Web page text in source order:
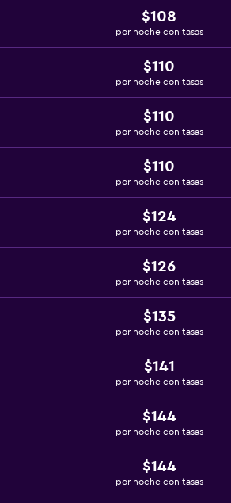
$108
por noche con tasas
$110
por noche con tasas
$110
por noche con tasas
$110
por noche con tasas
$124
por noche con tasas
$126
por noche con tasas
$135
por noche con tasas
$141
por noche con tasas
$144
por noche con tasas
$144
por noche con tasas